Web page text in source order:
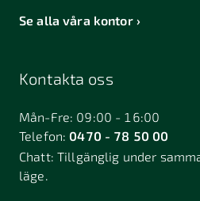
Se alla våra kontor
Kontakta oss
Mån-Fre: 09:00 - 16:00
Telefon:0470 - 78 50 00
Chatt:Tillgänglig under
läge.